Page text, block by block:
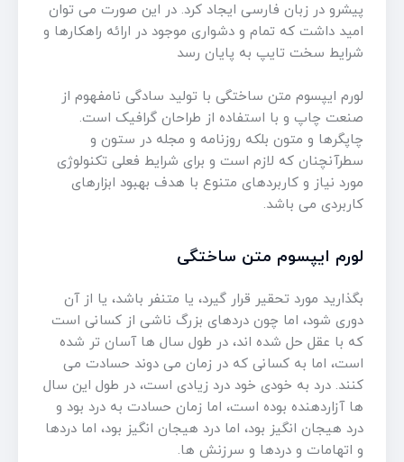
پیشرو در زبان فارسی ایجاد کرد. در این صورت می توان
امید داشت که تمام و دشواری موجود در ارائه راهکارها و
شرایط سخت تایپ به پایان رسد
لورم ایپسوم متن ساختگی با تولید سادگی نامفهوم از
صنعت چاپ و با استفاده از طراحان گرافیک است.
چاپگرها و متون بلکه روزنامه و مجله در ستون و
سطرآنچنان که لازم است و برای شرایط فعلی تکنولوژی
مورد نیاز و کاربردهای متنوع با هدف بهبود ابزارهای
کاربردی می باشد.
لورم ایپسوم متن ساختگی
بگذارید مورد تحقیر قرار گیرد، یا متنفر باشد، یا از آن
دوری شود، اما چون دردهای بزرگ ناشی از کسانی است
که با عقل حل شده اند، در طول سال ها آسان تر شده
است، اما به کسانی که در زمان می دوند حسادت می
کنند. درد به خودی خود درد زیادی است، در طول این سال
ها آزاردهنده بوده است، اما زمان حسادت به درد بود و
درد هیجان انگیز بود، اما درد هیجان انگیز بود، اما دردها
و اتهامات و دردها و سرزنش ها.